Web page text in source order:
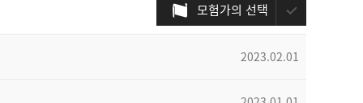
모험가의 선택
2023.02.01